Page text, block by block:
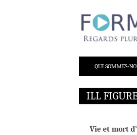
QUI SOMMES-
ILL
Vie et mort